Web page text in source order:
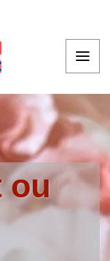
ou